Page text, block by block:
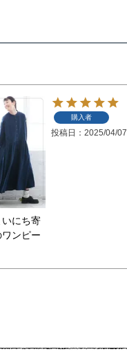
にち寄
ンピー
購入者
投稿日 2025/04/07